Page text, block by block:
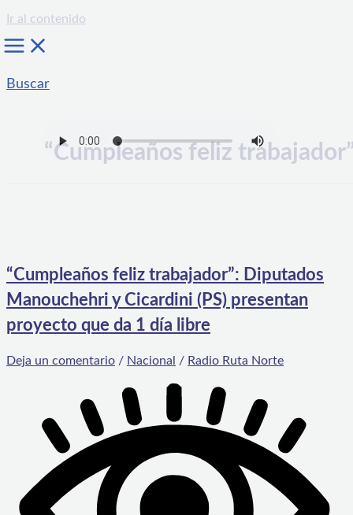
Ir al contenido
Buscar
“Cumpleaños feliz
“Cumpleaños feliz trabajador”: Diputados
Manouchehri y Cicardini (PS) presentan
proyecto que da 1 día libre
Deja un comentario / Nacional / Radio Ruta Norte